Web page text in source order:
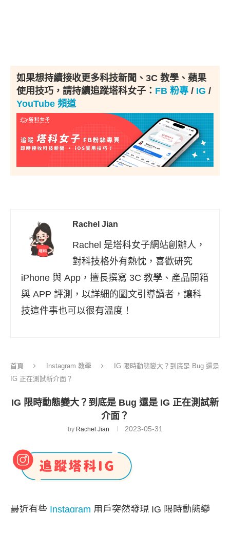
如果想持續接收更多科技新聞、3C 教學、蘋果
使用技巧，請持續追蹤塔科女子： FB 粉專 / IG /
YouTube 頻道
Rachel Jian
Rachel 是塔科女子網站創辦人，
對科技格外有熱忱，喜歡研究
iPhone 與 App，擅長撰寫 3C 教學、產品開箱
與 APP 評測，以詳細的圖文引導讀者，讓科
技這件事也可以很有溫度！
首頁 Instagram 教學
IG 限時動態變大？到底是 Bug 還是
IG 正在測試新介面？
IG 限時動態變大？到底是 Bug 還是 IG 正在測試新
介面？
by Rachel Jian 2023-05-31
最近有些 Instagram 用戶突然發現 IG 限時動態變